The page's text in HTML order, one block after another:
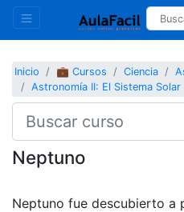
Inicio 💼 Cursos Ciencia
Astronomía II: El Sistema Solar
Neptuno
Neptuno fue descubierto a